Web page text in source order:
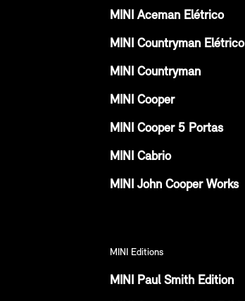
MINI Aceman Elétrico
MINI Countryman Elétrico
MINI Countryman
MINI Cooper
MINI Cooper 5 Portas
MINI Cabrio
MINI John Cooper Works
MINI Editions
MINI Paul Smith Edition